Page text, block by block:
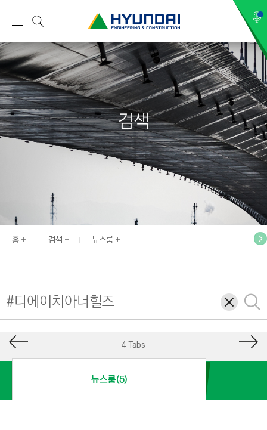
현
건
설
(
H
Y
U
N
E
N
N
E
I
N
메
뉴
검
색
검색
홈 검색 뉴스룸
삭
제
검
색
4 Tabs
뉴스룸(5)